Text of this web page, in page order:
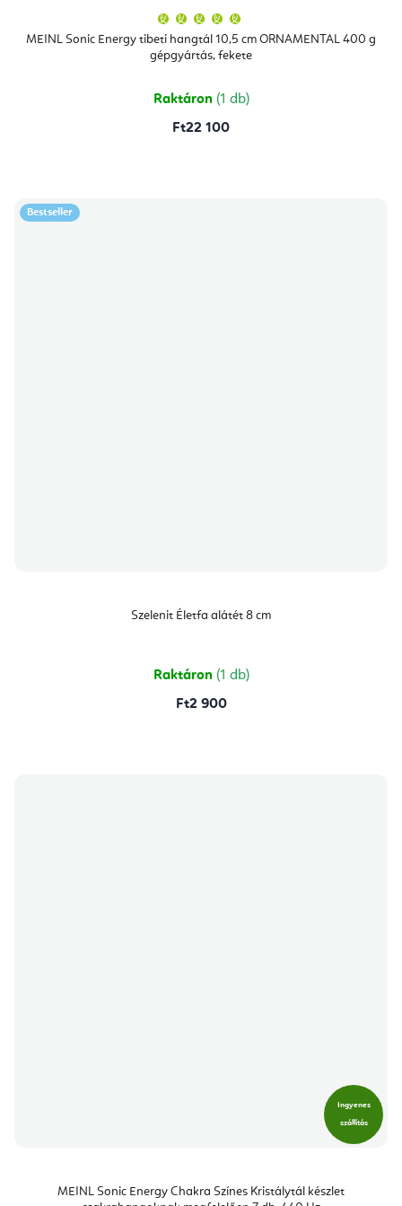
MEINL Sonic Energy tibeti hangtál 10,5 cm ORNAMENTAL 400 g
gépgyártás, fekete
átlagos
értékelése
5-
csillag.
Raktáron (1 db)
Ft22 100
Bestseller
Szelenit Életfa alátét 8 cm
Raktáron (1 db)
Ft2 900
Ingyenes
szállítás
MEINL Sonic Energy Chakra Színes Kristálytál készlet